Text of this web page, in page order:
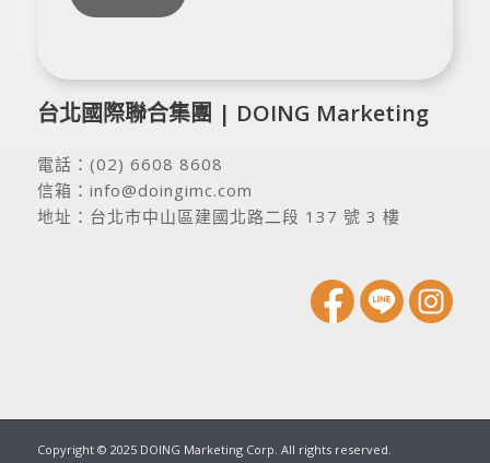
台北國際聯合集團 | DOING Marketing
電話： (02) 6608 8608
信箱： info@doingimc.com
地址： 台北市中山區建國北路二段 137 號 3 樓
Copyright © 2025 DOING Marketing Corp. All rights reserved.